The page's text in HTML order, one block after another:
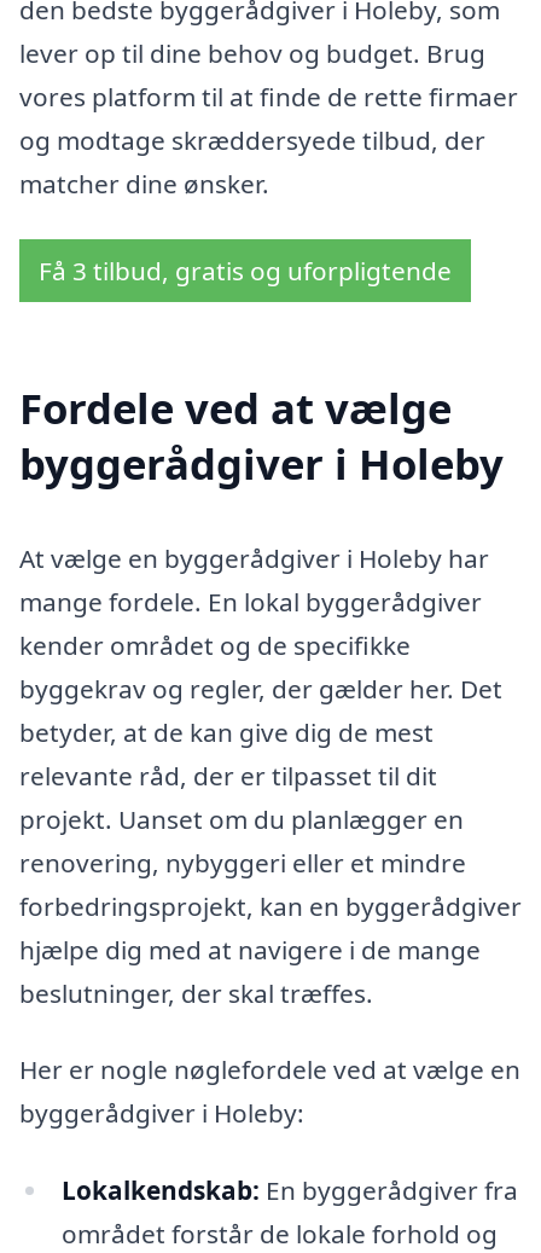
den bedste byggerådgiver i Holeby, som
lever op til dine behov og budget. Brug
vores platform til at finde de rette firmaer
og modtage skræddersyede tilbud, der
matcher dine ønsker.
Få 3 tilbud, gratis og uforpligtende
Fordele ved at vælge
byggerådgiver i Holeby
At vælge en byggerådgiver i Holeby har
mange fordele. En lokal byggerådgiver
kender området og de specifikke
byggekrav og regler, der gælder her. Det
betyder, at de kan give dig de mest
relevante råd, der er tilpasset til dit
projekt. Uanset om du planlægger en
renovering, nybyggeri eller et mindre
forbedringsprojekt, kan en byggerådgiver
hjælpe dig med at navigere i de mange
beslutninger, der skal træffes.
Her er nogle nøglefordele ved at vælge en
byggerådgiver i Holeby:
Lokalkendskab: En byggerådgiver fra
området forstår de lokale forhold og